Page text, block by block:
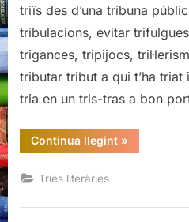
triïs des d’una tribuna
tribulacions, evitar
trigances, tripijocs,
tributar tribut a qui t’ha
tria en un tris-tras a bon
Continua llegint“Els
meus
»
Tries literàries